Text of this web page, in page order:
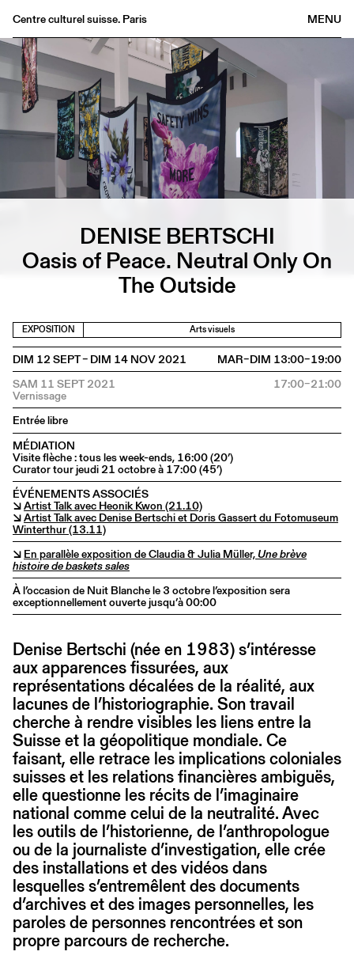
MENU
Centre culturel suisse. Paris
Agenda
Librairie
Buvette
Archives
Médiathèque
Informations
DENISE BERTSCHI
Oasis of Peace. Neutral Only On
The Outside
EXPOSITION Arts visuels
DIM 12 SEPT – DIM 14 NOV 2021
MAR–DIM 13:00–19:00
SAM 11 SEPT 2021
17:00–21:00
Entrée libre
MÉDIATION
Visite flèche : tous les week-ends, 16:00 (20’)
Curator tour jeudi 21 octobre à 17:00 (45’)
ÉVÉNEMENTS ASSOCIÉS
↘Artist Talk avec Heonik Kwon (21.10)
↘Artist Talk avec Denise Bertschi et Doris Gassert du Fotomuseum
Winterthur (13.11)
↘ En parallèle exposition de Claudia & Julia Müller, Une brève
histoire de baskets sales
À l’occasion de Nuit Blanche le 3 octobre l’exposition sera
exceptionnellement ouverte jusqu’à 00:00
Denise Bertschi (née en 1983) s’intéresse
aux apparences fissurées, aux
représentations décalées de la réalité, aux
lacunes de l’historiographie. Son travail
cherche à rendre visibles les liens entre la
Suisse et la géopolitique mondiale. Ce
faisant, elle retrace les implications coloniales
suisses et les relations financières ambiguës,
elle questionne les récits de l’imaginaire
national comme celui de la neutralité. Avec
les outils de l’historienne, de l’anthropologue
ou de la journaliste d’investigation, elle crée
des installations et des vidéos dans
lesquelles s’entremêlent des documents
d’archives et des images personnelles, les
paroles de personnes rencontrées et son
propre parcours de recherche.